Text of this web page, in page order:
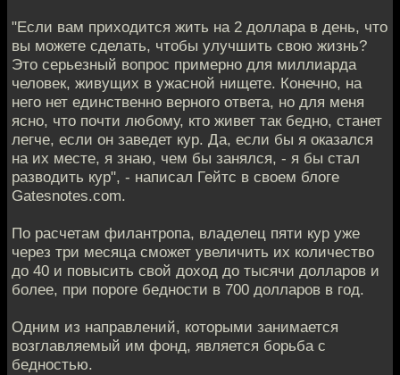
"Если вам приходится жить на 2 доллара в день, что
вы можете сделать, чтобы улучшить свою жизнь?
Это серьезный вопрос примерно для миллиарда
человек, живущих в ужасной нищете. Конечно, на
него нет единственно верного ответа, но для меня
ясно, что почти любому, кто живет так бедно, станет
легче, если он заведет кур. Да, если бы я оказался
на их месте, я знаю, чем бы занялся, - я бы стал
разводить кур", - написал Гейтс в своем блоге
Gatesnotes.com.
По расчетам филантропа, владелец пяти кур уже
через три месяца сможет увеличить их количество
до 40 и повысить свой доход до тысячи долларов и
более, при пороге бедности в 700 долларов в год.
Одним из направлений, которыми занимается
возглавляемый им фонд, является борьба с
бедностью.